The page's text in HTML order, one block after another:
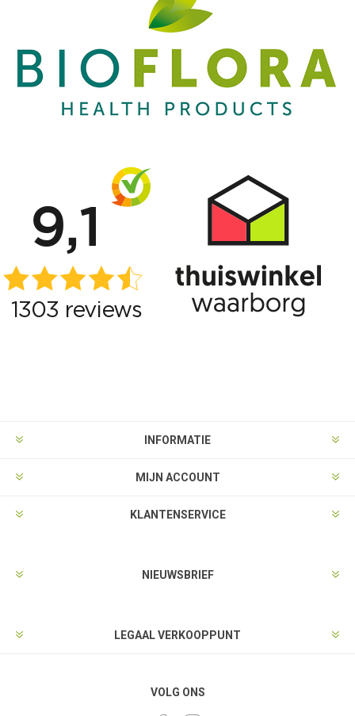
INFORMATIE
MIJN ACCOUNT
KLANTENSERVICE
NIEUWSBRIEF
LEGAAL VERKOOPPUNT
VOLG ONS